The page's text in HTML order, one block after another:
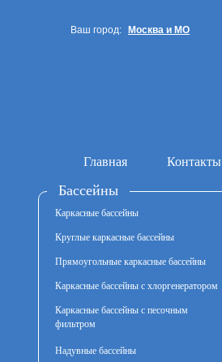
Ваш город:
Москва и МО
Главная Контакты
Бассейны
Каркасные бассейны
Круглые каркасные бассейны
Прямоугольные каркасные бассейны
Каркасные бассейны с хлоргенератором
Каркасные бассейны с песочным
фильтром
Надувные бассейны